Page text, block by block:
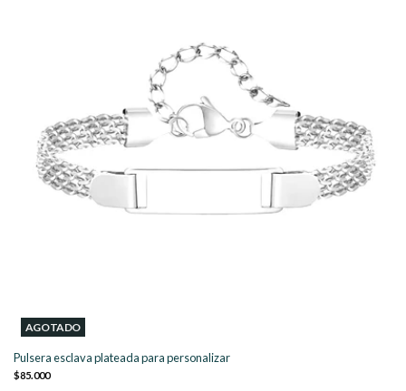
AGOTADO
Pulsera esclava plateada para personalizar
$85.000